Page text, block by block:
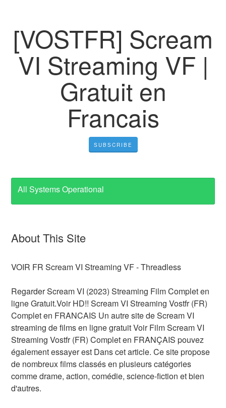
[VOSTFR] Scream
VI Streaming VF |
Gratuit en
Francais
SUBSCRIBE
All Systems Operational
About This Site
VOIR FR Scream VI Streaming VF - Threadless
Regarder Scream VI (2023) Streaming Film Complet en
ligne Gratuit.Voir HD!! Scream VI Streaming Vostfr (FR)
Complet en FRANCAIS Un autre site de Scream VI
streaming de films en ligne gratuit Voir Film Scream VI
Streaming Vostfr (FR) Complet en FRANÇAIS pouvez
également essayer est Dans cet article. Ce site propose
de nombreux films classés en plusieurs catégories
comme drame, action, comédie, science-fiction et bien
d'autres.